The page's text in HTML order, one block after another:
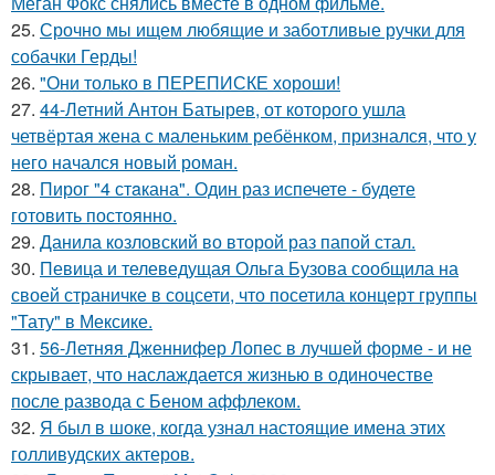
25. Срочно мы ищем любящие и заботливые ручки для
собачки Герды!
26. "Они только в ПЕРЕПИСКЕ хороши!
27. 44-Летний Антон Батырев, от которого ушла
четвёртая жена с маленьким ребёнком, признался, что у
него начался новый роман.
28. Пирог "4 стaкана". Один раз испечете - будете
готовить постоянно.
29. Данила козловский во второй раз папой стал.
30. Певица и телеведущая Ольга Бузова сообщила на
своей страничке в соцсети, что посетила концерт группы
"Тату" в Мексике.
31. 56-Летняя Дженнифер Лопес в лучшей форме - и не
скрывает, что наслаждается жизнью в одиночестве
после развода с Беном аффлеком.
32. Я был в шоке, когда узнал настоящие имена этих
голливудских актеров.